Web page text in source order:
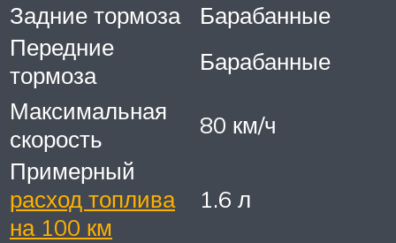
Задние тормоза
Барабанные
Передние
тормоза
Барабанные
Максимальная
скорость
80 км/ч
Примерный
расход топлива
на 100 км
1.6 л